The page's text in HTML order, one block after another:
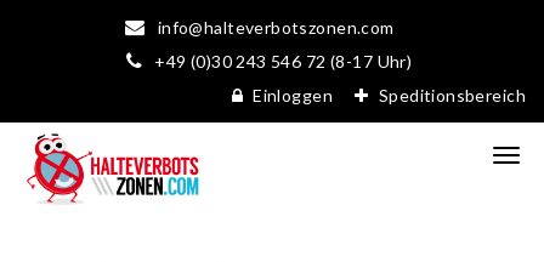
info@halteverbotszonen.com
+49 (0)30 243 546 72 (8-17 Uhr)
Einloggen
Speditionsbereich